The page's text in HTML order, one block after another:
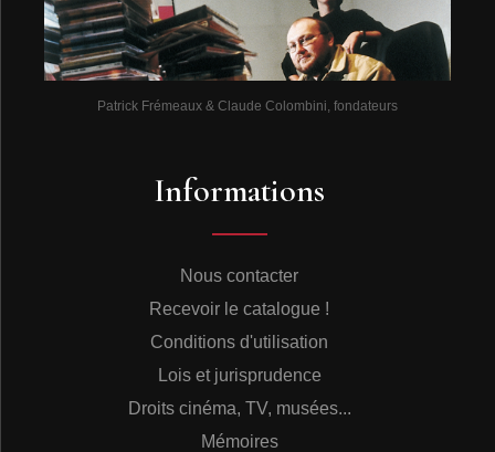
Patrick Frémeaux & Claude Colombini, fondateurs
Informations
Nous contacter
Recevoir le catalogue !
Conditions d'utilisation
Lois et jurisprudence
Droits cinéma, TV, musées...
Mémoires